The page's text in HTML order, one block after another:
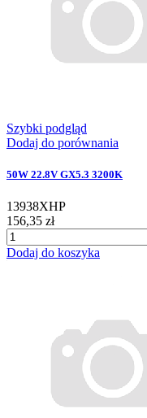
Szybki podgląd
Dodaj do porównania
50W 22.8V GX5.3 3200K
13938XHP
156,35 zł
Dodaj do koszyka